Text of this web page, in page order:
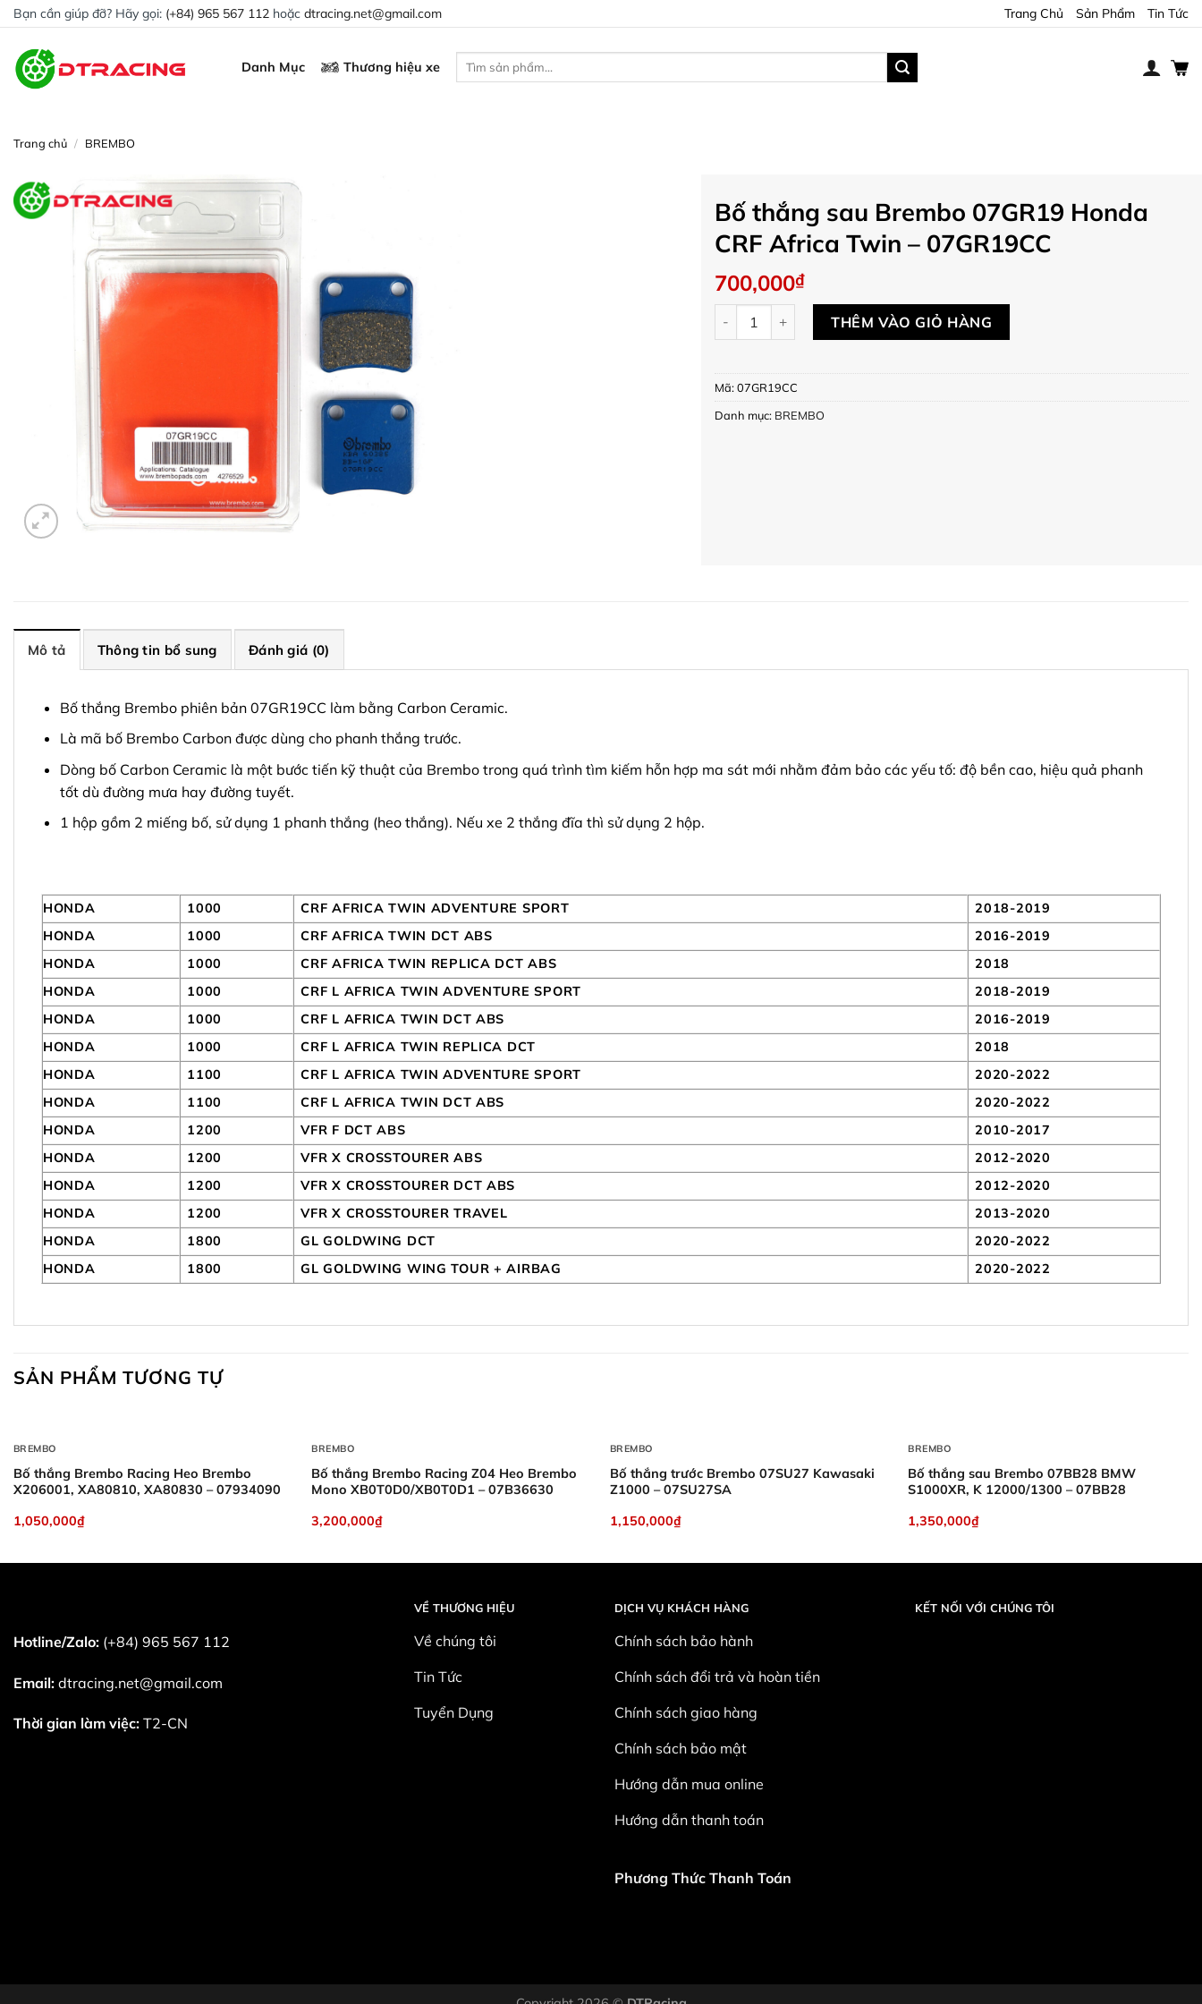
Chuyển
đến
nội
dung
Bạn cần giúp đỡ? Hãy gọi: (+84) 965 567 112 hoặc dtracing.net@gmail.com Trang Chủ Sản Phẩm Tin Tức
Danh Mục Thương hiệu xe
Tìm
Trang chủ / BREMBO
Bố thắng sau Brembo 07GR19 Honda
CRF Africa Twin – 07GR19CC
700,000₫
Bố thắng sau Brembo 07GR19 Honda CRF Africa Twin - 07GR19CC số lượng
THÊM VÀO GIỎ HÀNG
Mã:07GR19CC
Danh mục: BREMBO
Mô tả Thông tin bổ sung Đánh giá (0)
Bố thắng Brembo phiên bản 07GR19CC làm bằng Carbon Ceramic.
Là mã bố Brembo Carbon được dùng cho phanh thắng trước.
Dòng bố Carbon Ceramic là một bước tiến kỹ thuật của Brembo trong quá trình tìm kiếm hỗn hợp ma sát mới nhằm đảm bảo các yếu tố: độ bền cao, hiệu quả phanh
tốt dù đường mưa hay đường tuyết.
1 hộp gồm 2 miếng bố, sử dụng 1 phanh thắng (heo thắng). Nếu xe 2 thắng đĩa thì sử dụng 2 hộp.
HONDA 1000 CRF AFRICA TWIN ADVENTURE SPORT
2018-2019
HONDA
1000 CRF AFRICA TWIN DCT ABS
2016-2019
HONDA
1000 CRF AFRICA TWIN REPLICA DCT ABS
2018
HONDA
1000 CRF L AFRICA TWIN ADVENTURE SPORT
2018-2019
HONDA
1000 CRF L AFRICA TWIN DCT ABS
2016-2019
HONDA
1000 CRF L AFRICA TWIN REPLICA DCT
2018
HONDA
1100 CRF L AFRICA TWIN ADVENTURE SPORT
2020-2022
HONDA
1100 CRF L AFRICA TWIN DCT ABS
2020-2022
HONDA
1200 VFR F DCT ABS
2010-2017
HONDA
1200 VFR X CROSSTOURER ABS
2012-2020
HONDA
1200 VFR X CROSSTOURER DCT ABS
2012-2020
HONDA
1200 VFR X CROSSTOURER TRAVEL
2013-2020
HONDA
1800 GL GOLDWING DCT
2020-2022
HONDA
1800 GL GOLDWING WING TOUR + AIRBAG 2020-2022
SẢN PHẨM TƯƠNG TỰ
BREMBO
Bố thắng Brembo Racing Heo Brembo
X206001, XA80810, XA80830 – 07934090
1,050,000₫
BREMBO
Bố thắng Brembo Racing Z04 Heo Brembo
Mono XB0T0D0/XB0T0D1 – 07B36630
3,200,000₫
BREMBO
Bố thắng trước Brembo 07SU27 Kawasaki
Z1000 – 07SU27SA
1,150,000₫
BREMBO
Bố thắng sau Brembo 07BB28 BMW
S1000XR, K 12000/1300 – 07BB28
1,350,000₫
Hotline/Zalo: (+84) 965 567 112
Email: dtracing.net@gmail.com
Thời gian làm việc: T2-CN
VỀ THƯƠNG HIỆU
Về chúng tôi
Tin Tức
Tuyển Dụng
DỊCH VỤ KHÁCH HÀNG
Chính sách bảo hành
Chính sách đổi trả và hoàn tiền
Chính sách giao hàng
Chính sách bảo mật
Hướng dẫn mua online
Hướng dẫn thanh toán
Phương Thức Thanh Toán
KẾT NỐI VỚI CHÚNG TÔI